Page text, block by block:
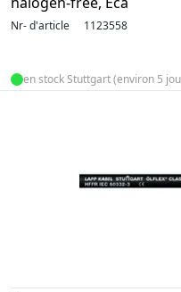
Nr- d'article 1123558
en stock Stuttgart (environ 5